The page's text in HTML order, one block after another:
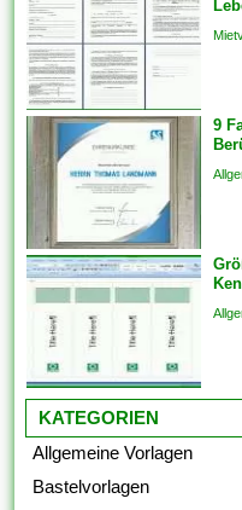
Ihrer Liebsten hinzufügen.
einfachsten Fall einziehen
Vorlagen herauf ein
vorgefertigtes Planung und
Format, das als
für...
9
KATEGORIEN
Allgemeine Vorlagen
Bastelvorlagen